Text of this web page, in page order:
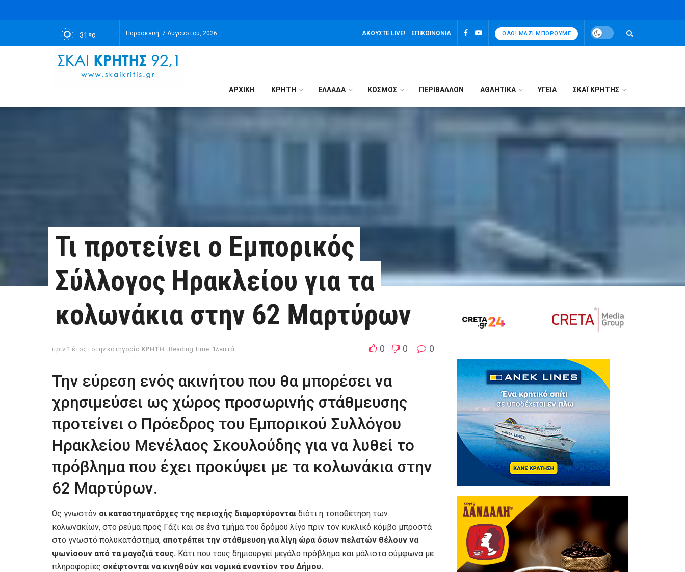
31 Παρασκευή, 7 Αυγούστου, 2026 ΑΚΟΎΣΤΕ LIVE! ΕΠΙΚΟΙΝΩΝΊΑ ΌΛΟΙ ΜΑΖΊ ΜΠΟΡΟΎΜΕ
ΑΡΧΙΚΉ ΚΡΗΤΗ ΕΛΛΑΔΑ ΚΟΣΜΟΣ ΠΕΡΙΒΑΛΛΟΝ ΑΘΛΗΤΙΚΑ ΥΓΕΙΑ ΣΚΑΪ ΚΡΗΤΗΣ
Τι προτείνει ο Εμπορικός
Σύλλογος Ηρακλείου για τα
κολωνάκια στην 62 Μαρτύρων
πριν 1 έτος στην κατηγορία ΚΡΗΤΗ Reading Time: 1λεπτά 0 0 0
Την εύρεση ενός ακινήτου που θα μπορέσει να
χρησιμεύσει ως χώρος προσωρινής στάθμευσης
προτείνει ο Πρόεδρος του Εμπορικού Συλλόγου
Ηρακλείου Μενέλαος Σκουλούδης για να λυθεί το
πρόβλημα που έχει προκύψει με τα κολωνάκια στην
62 Μαρτύρων.
Ως γνωστόν οι καταστηματάρχες της περιοχής διαμαρτύρονται διότι η τοποθέτηση των
κολωνακίων, στο ρεύμα προς Γάζι και σε ένα τμήμα του δρόμου λίγο πριν τον κυκλικό κόμβο μπροστά
στο γνωστό πολυκατάστημα, αποτρέπει την στάθμευση για λίγη ώρα όσων πελατών θέλουν να
ψωνίσουν από τα μαγαζιά τους. Κάτι που τους δημιουργεί μεγάλο πρόβλημα και μάλιστα σύμφωνα με
πληροφορίες σκέφτονται να κινηθούν και νομικά εναντίον του Δήμου.